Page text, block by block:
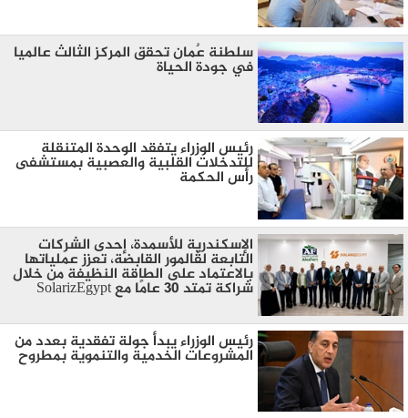
سلطنة عٌمان تحقق المركز الثالث عالميا
في جودة الحياة
رئيس الوزراء يتفقد الوحدة المتنقلة
للتدخلات القلبية والعصبية بمستشفى
رأس الحكمة
الإسكندرية للأسمدة، إحدى الشركات
التابعة لڤالمور القابضة، تعزز عملياتها
بالاعتماد على الطاقة النظيفة من خلال
شراكة تمتد 30 عامًا مع SolarizEgypt
رئيس الوزراء يبدأ جولة تفقدية بعدد من
المشروعات الخدمية والتنموية بمطروح